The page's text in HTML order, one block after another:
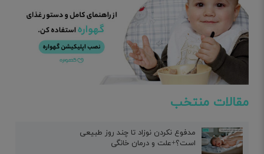
مقالات منتخب
مدفوع نکردن نوزاد تا چند روز طبیعی
است؟+علت و درمان خانگی